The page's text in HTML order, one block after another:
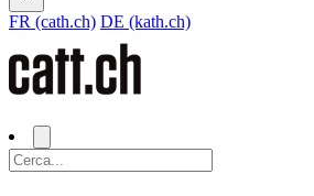
FR (cath.ch) DE (kath.ch)